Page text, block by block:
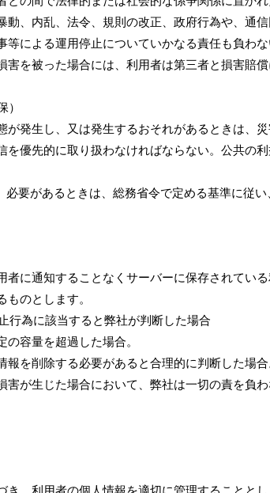
、内乱、法令、規則の改正、政府行為や、通
による運用停止についていかなる責任も負わな
を被った場合には、利用者は第三者と損害賠
発生し、又は発生するおそれがあるときは、
優先的に取り扱わなければならない。公共の
要があるときは、総務省令で定める基準に従
に通知することなくサーバーに保存されてい
のとします。
行為に該当すると弊社が判断した場合
容量を超過した場合。
を削除する必要があると合理的に判断した場合
が生じた場合において、弊社は一切の責を負わ